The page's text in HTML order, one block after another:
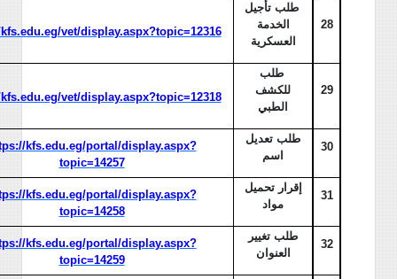
28
طلب تأجيل
الخدمة
العسكرية
vet/display.aspx?topic=12316
29
طلب
للكشف
الطبي
vet/display.aspx?topic=12318
30
طلب تعديل
اسم
kfs.edu.eg/portal/display.aspx?
topic=14257
31
إقرار تحميل
مواد
kfs.edu.eg/portal/display.aspx?
topic=14258
32
طلب تغيير
العنوان
kfs.edu.eg/portal/display.aspx?
topic=14259